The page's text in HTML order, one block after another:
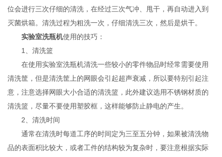
位会进行三次仔细的清洗，在经过三次气冲、甩干，再自动进入到
灭菌烘箱。清洗过程为粗洗一次，仔细清洗三次，然后是烘干。
实验室洗瓶机使用的技巧：
1、清洗篮
在使用实验室洗瓶机清洗一些较小的零件物品时经常需要使用
清洗筐，但是清洗筐上的网眼会引起超声衰减，所以要特别引起注
意，注意选择网眼大小合适的清洗篮，此外建议选用不锈钢材质的
清洗篮，尽量不要使用塑胶框，这样能够防止静电的产生。
2、清洗时间
通常在清洗时每道工序的时间定为三至五分钟，如果被清洗物
品的表面积比较大，或者工件的结构较为复杂时，要注意根据实际